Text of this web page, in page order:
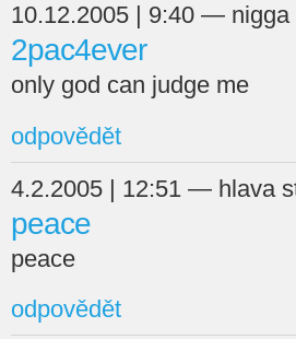
10.12.2005 | 9:40 — nigga
2pac4ever
only god can judge me
odpovědět
4.2.2005 | 12:51 — hlava
peace
peace
odpovědět